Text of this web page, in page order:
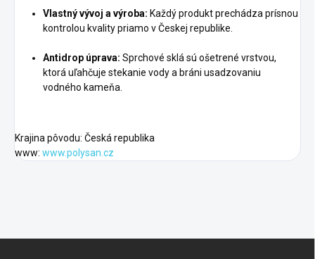
Vlastný vývoj a výroba: Každý produkt prechádza prísnou
kontrolou kvality priamo v Českej republike.
Antidrop úprava: Sprchové sklá sú ošetrené vrstvou,
ktorá uľahčuje stekanie vody a bráni usadzovaniu
vodného kameňa.
Krajina pôvodu: Česká republika
www: www.polysan.cz